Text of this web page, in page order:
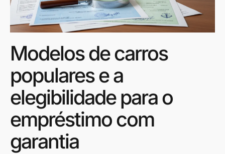
Modelos de carros
populares e a
elegibilidade para o
empréstimo com
garantia